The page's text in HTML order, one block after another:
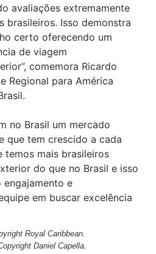
avaliações extremamente
brasileiros. Isso demonstra
certo oferecendo um
de viagem
comemora Ricardo
Regional para América
no Brasil um mercado
que tem crescido a cada
temos mais brasileiros
do que no Brasil e isso
e
em buscar excelência
Royal Caribbean.
Daniel Capella.